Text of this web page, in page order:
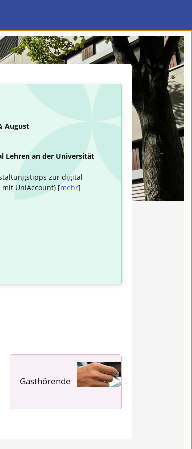
August
Lehren an der Universität
zur digital
mit UniAccount) [mehr]
Gasthörende